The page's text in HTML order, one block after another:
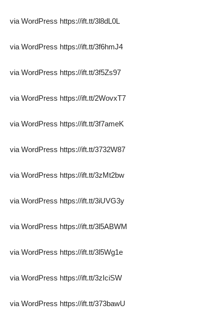
via WordPress https://ift.tt/3l8dL0L
via WordPress https://ift.tt/3f6hmJ4
via WordPress https://ift.tt/3f5Zs97
via WordPress https://ift.tt/2WovxT7
via WordPress https://ift.tt/3f7ameK
via WordPress https://ift.tt/3732W87
via WordPress https://ift.tt/3zMt2bw
via WordPress https://ift.tt/3iUVG3y
via WordPress https://ift.tt/3l5ABWM
via WordPress https://ift.tt/3l5Wg1e
via WordPress https://ift.tt/3zIciSW
via WordPress https://ift.tt/373bawU